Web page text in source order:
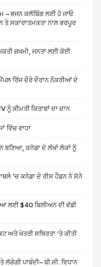
– ਭਜਨ ਕਲੱਬਿੰਗ ਲਈ ਹੋ ਜਾਓ
ਤੇ ਸਕਾਰਾਤਮਕਤਾ ਨਾਲ ਭਰਪੂਰ
ਜ਼ਖਮੀ, ਜਨਤਾ ਲਈ ਕੋਈ
ਰਿੱਜ ਦੌਰੇ ਦੌਰਾਨ ਨੌਕਰੀਆਂ ਦੇ
ਨੂੰ ਕੀਮਤੀ ਕਿਤਾਬਾਂ ਦਾ ਦਾਨ
ਵਿੱਚ ਵਾਧਾ
ਬਣਿਆ, ਕਨੇਡਾ ਦੇ ਲੱਖਾਂ ਲੋਕਾਂ ਨੂੰ
’ਚ ਕਨੇਡਾ ਦੇ ਰੀਸ ਹੌਡਨ ਨੇ ਸੋਨੇ
ਲਈ $40 ਬਿਲੀਅਨ ਦੀ ਵੱਡੀ
ਅਤੇ ਖੇਤਰੀ ਸਥਿਰਤਾ ‘ਤੇ ਕੀਤੀ
ਪਾਬੰਦੀ– ਬੀ.ਸੀ. ਵਿਧਾਨ